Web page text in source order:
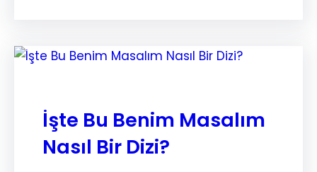
İşte Bu Benim Masalım
Nasıl Bir Dizi?